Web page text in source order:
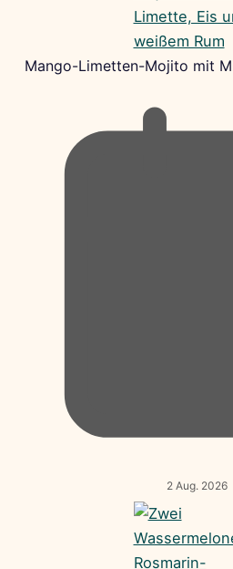
Mango-Limetten-Mojito mit
2 Aug. 2026